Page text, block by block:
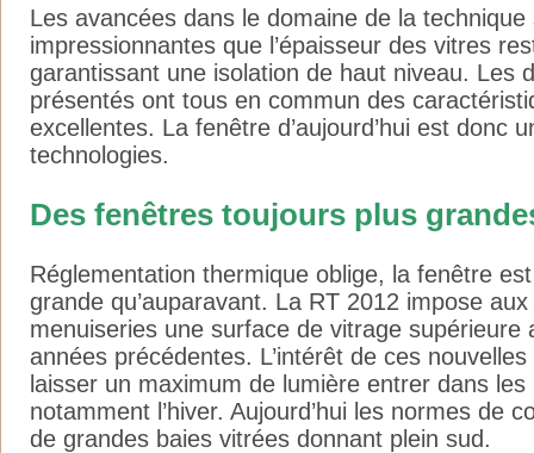
Les avancées dans le domaine de la technique
impressionnantes que l’épaisseur des vitres
garantissant une isolation de haut niveau. Les
présentés ont tous en commun des
excellentes. La fenêtre d’aujourd’hui est donc
technologies.
Des fenêtres toujours plus
Réglementation thermique oblige, la fenêtre
grande qu’auparavant. La RT 2012 impose
menuiseries une surface de vitrage supérieure
années précédentes. L’intérêt de ces
laisser un maximum de lumière entrer dans
notamment l’hiver. Aujourd’hui les normes de
de grandes baies vitrées donnant plein sud.